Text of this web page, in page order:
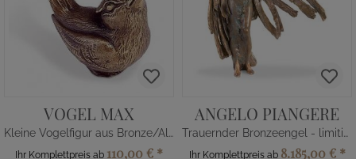
VOGEL MAX
Kleine Vogelfigur aus Bronze/Alu
Ihr Komplettpreis ab 110,00 € *
ANGELO PIANGERE
Trauernder Bronzeengel - limitiert
Ihr Komplettpreis ab 8.185,00 € *